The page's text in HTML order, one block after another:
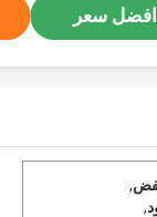
افضل سعر
,
,